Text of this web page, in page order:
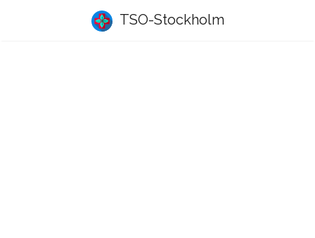
TSO-Stockholm